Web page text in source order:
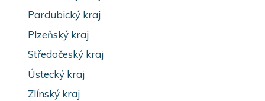
Pardubický kraj
Plzeňský kraj
Středočeský kraj
Ústecký kraj
Zlínský kraj